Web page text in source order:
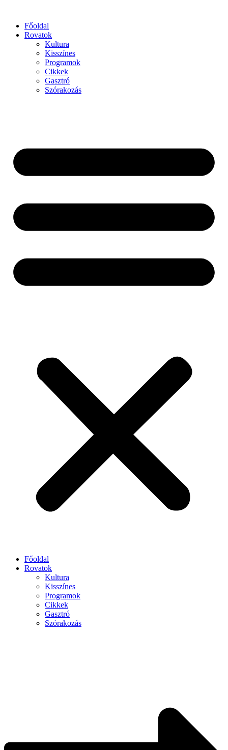
Főoldal
Rovatok
Kultura
Kisszínes
Programok
Cikkek
Gasztró
Szórakozás
Főoldal
Rovatok
Kultura
Kisszínes
Programok
Cikkek
Gasztró
Szórakozás